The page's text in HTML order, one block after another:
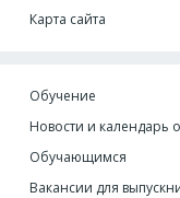
Карта сайта
Обучение
Новости и календарь
Обучающимся
Вакансии для